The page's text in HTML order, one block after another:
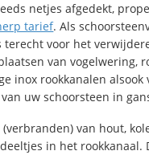
netjes afgedekt,
tarief. Als
terecht voor het
van vogelwering,
inox rookkanalen alsook
uw schoorsteen in
van hout,
in het rookkanaal.